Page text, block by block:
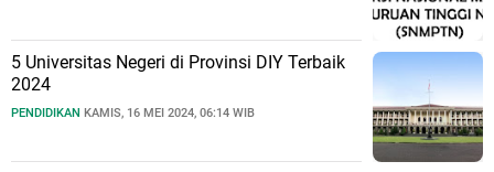
5 Universitas Negeri di Provinsi DIY Terbaik
2024
PENDIDIKAN KAMIS, 16 MEI 2024, 06:14 WIB